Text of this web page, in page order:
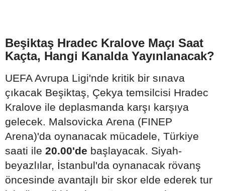
Beşiktaş Hradec Kralove Maçı Saat
Kaçta, Hangi Kanalda Yayınlanacak?
UEFA Avrupa Ligi'nde kritik bir sınava
çıkacak Beşiktaş, Çekya temsilcisi Hradec
Kralove ile deplasmanda karşı karşıya
gelecek. Malsovicka Arena (FINEP
Arena)'da oynanacak mücadele, Türkiye
saati ile 20.00'de başlayacak. Siyah-
beyazlılar, İstanbul'da oynanacak rövanş
öncesinde avantajlı bir skor elde ederek tur